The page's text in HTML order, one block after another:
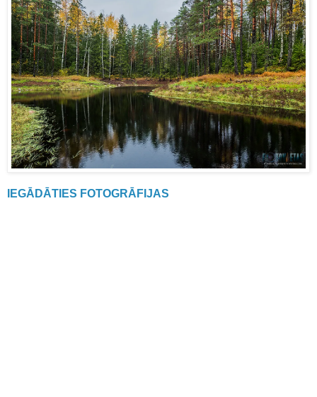
IEGĀDĀTIES FOTOGRĀFIJAS